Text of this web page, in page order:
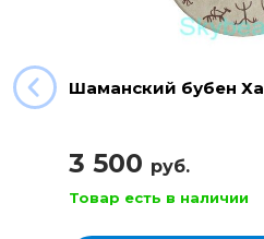
Шаманский бубен
3 500 руб.
Товар есть в наличии